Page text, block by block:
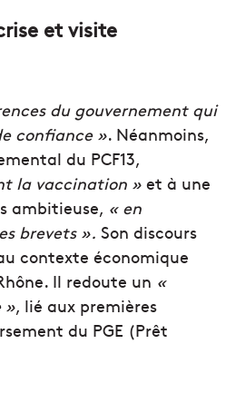
et visite
du gouvernement qui
confiance ». Néanmoins,
du PCF13,
la vaccination » et à une
ambitieuse, « en
brevets ». Son discours
contexte économique
Il redoute un «
», lié aux premières
du PGE (Prêt